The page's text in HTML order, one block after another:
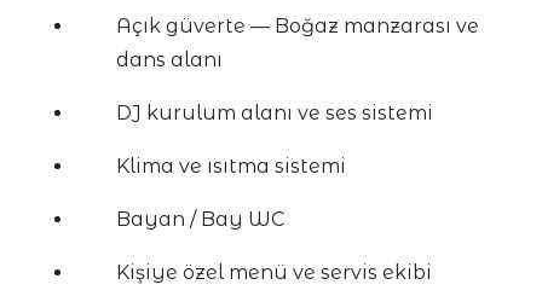
Açık güverte — Boğaz manzarası ve
dans alanı
DJ kurulum alanı ve ses sistemi
Klima ve ısıtma sistemi
Bayan / Bay WC
Kişiye özel menü ve servis ekibi